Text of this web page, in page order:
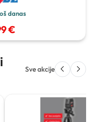
danas
€
Sve akcije